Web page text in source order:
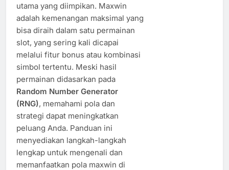
utama yang diimpikan. Maxwin
adalah kemenangan maksimal yang
bisa diraih dalam satu permainan
slot, yang sering kali dicapai
melalui fitur bonus atau kombinasi
simbol tertentu. Meski hasil
permainan didasarkan pada
Random Number Generator
(RNG), memahami pola dan
strategi dapat meningkatkan
peluang Anda. Panduan ini
menyediakan langkah-langkah
lengkap untuk mengenali dan
memanfaatkan pola maxwin di